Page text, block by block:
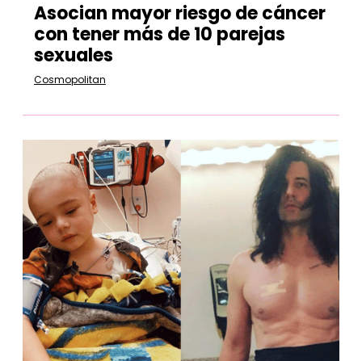
Asocian mayor riesgo de cáncer
con tener más de 10 parejas
sexuales
Cosmopolitan